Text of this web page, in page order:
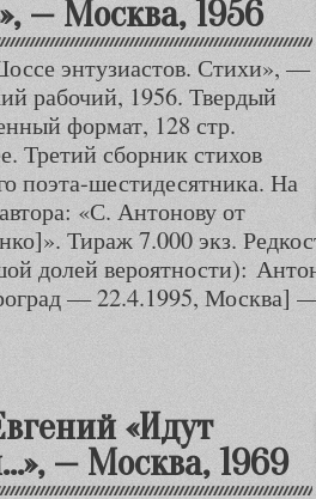
— Москва, 1956
энтузиастов. Стихи», —
рабочий, 1956. Твердый
формат, 128 стр.
Третий сборник стихов
поэта-шестидесятника. На
«С. Антонову от
Тираж 7.000 экз.
долей вероятности):
— 22.4.1995, Москва]
«Идут
— Москва, 1969